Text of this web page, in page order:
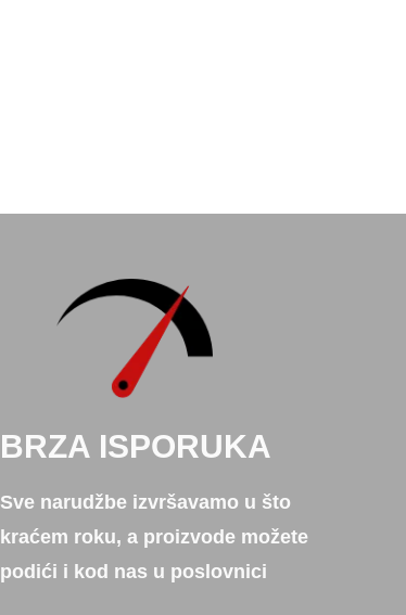
BRZA ISPORUKA
Sve narudžbe izvršavamo u što
kraćem roku, a proizvode možete
podići i kod nas u poslovnici